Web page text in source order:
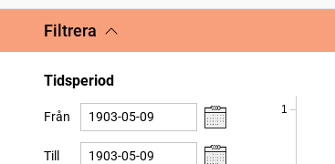
Filtrera
Tidsperiod
Från
Till
1